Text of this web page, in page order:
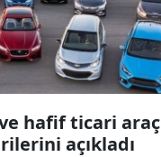
hafif ticari araç
açıkladı